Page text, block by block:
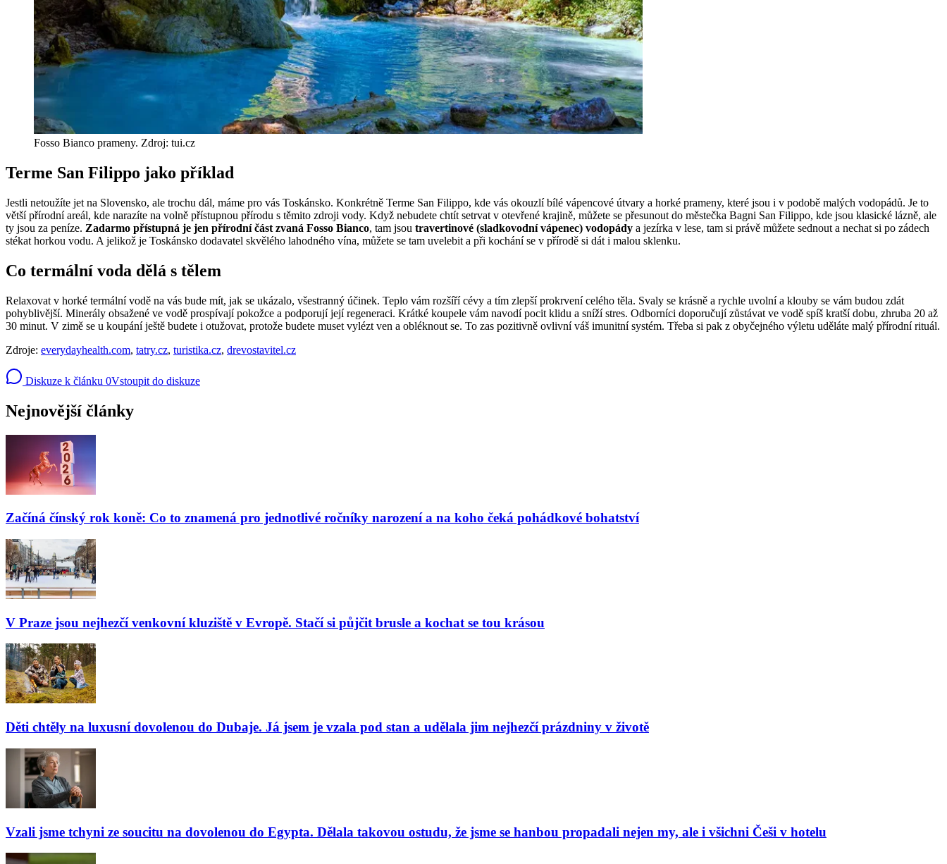
Fosso Bianco prameny. Zdroj: tui.cz
Terme San Filippo jako příklad
Jestli netoužíte jet na Slovensko, ale trochu dál, máme pro vás Toskánsko. Konkrétně Terme San Filippo, kde vás okouzlí bílé vápencové útvary a horké prameny, které jsou i v podobě malých vodopádů. Je to
větší přírodní areál, kde narazíte na volně přístupnou přírodu s těmito zdroji vody. Když nebudete chtít setrvat v otevřené krajině, můžete se přesunout do městečka Bagni San Filippo, kde jsou klasické lázně, ale
ty jsou za peníze. Zadarmo přístupná je jen přírodní část zvaná Fosso Bianco, tam jsou travertinové (sladkovodní vápenec) vodopády a jezírka v lese, tam si právě můžete sednout a nechat si po zádech
stékat horkou vodu. A jelikož je Toskánsko dodavatel skvělého lahodného vína, můžete se tam uvelebit a při kochání se v přírodě si dát i malou sklenku.
Co termální voda dělá s tělem
Relaxovat v horké termální vodě na vás bude mít, jak se ukázalo, všestranný účinek. Teplo vám rozšíří cévy a tím zlepší prokrvení celého těla. Svaly se krásně a rychle uvolní a klouby se vám budou zdát
pohyblivější. Minerály obsažené ve vodě prospívají pokožce a podporují její regeneraci. Krátké koupele vám navodí pocit klidu a sníží stres. Odborníci doporučují zůstávat ve vodě spíš kratší dobu, zhruba 20 až
30 minut. V zimě se u koupání ještě budete i otužovat, protože budete muset vylézt ven a obléknout se. To zas pozitivně ovlivní váš imunitní systém. Třeba si pak z obyčejného výletu uděláte malý přírodní rituál.
Zdroje: everydayhealth.com, tatry.cz, turistika.cz, drevostavitel.cz
Diskuze k článku 0Vstoupit do diskuze
Nejnovější články
Začíná čínský rok koně: Co to znamená pro jednotlivé ročníky narození a na koho čeká pohádkové bohatství
V Praze jsou nejhezčí venkovní kluziště v Evropě. Stačí si půjčit brusle a kochat se tou krásou
Děti chtěly na luxusní dovolenou do Dubaje. Já jsem je vzala pod stan a udělala jim nejhezčí prázdniny v životě
Vzali jsme tchyni ze soucitu na dovolenou do Egypta. Dělala takovou ostudu, že jsme se hanbou propadali nejen my, ale i všichni Češi v hotelu